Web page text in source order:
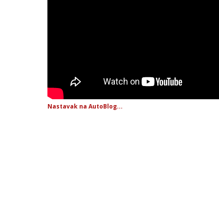
Nastavak na AutoBlog...